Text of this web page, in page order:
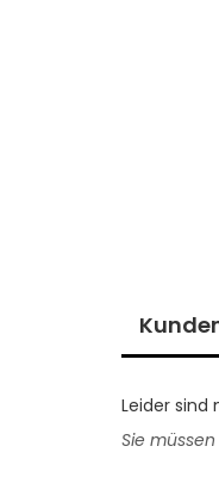
Leider sind
Sie